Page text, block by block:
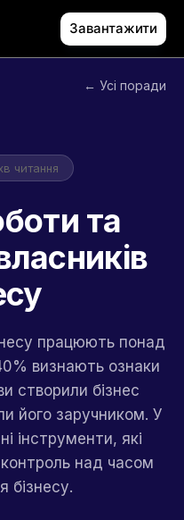
Завантажити
← Усі поради
читання
та
працюють понад
визнають ознаки
створили бізнес
його заручником. У
інструменти, які
над часом
бізнесу.